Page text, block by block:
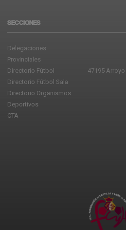
SECCIONES
Delegaciones
Provinciales
Directorio Fútbol
Directorio Fútbol Sala
Directorio Organismos
Deportivos
CTA
47195